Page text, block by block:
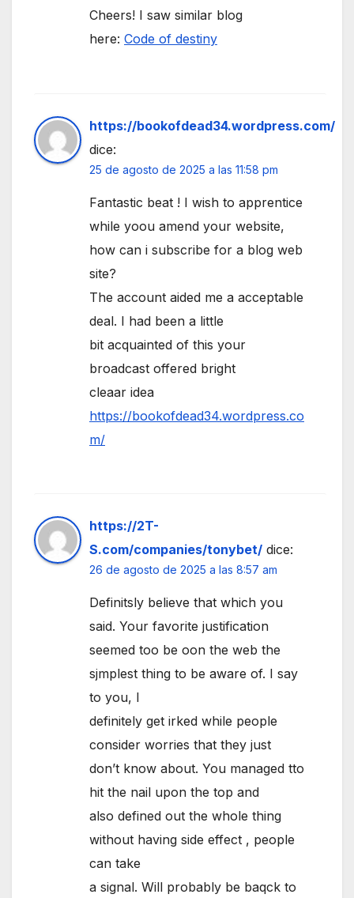
Cheers! I saw similar blog
here: Code of destiny
https://bookofdead34.wordpress.com/
dice:
25 de agosto de 2025 a las 11:58 pm
Fantastic beat ! I wish to apprentice
while yoou amend your website,
how can i subscribe for a blog web
site?
The account aided me a acceptable
deal. I had been a little
bit acquainted of this your
broadcast offered bright
cleaar idea
https://bookofdead34.wordpress.co
m/
https://2T-
S.com/companies/tonybet/ dice:
26 de agosto de 2025 a las 8:57 am
Definitsly believe that which you
said. Your favorite justification
seemed too be oon the web the
sjmplest thing to be aware of. I say
to you, I
definitely get irked while people
consider worries that they just
don’t know about. You managed tto
hit the nail upon the top and
also defined out the whole thing
without having side effect , people
can take
a signal. Will probably be baqck to